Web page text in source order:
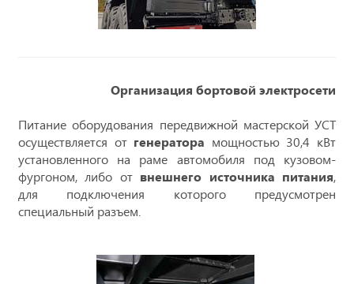
Организация бортовой электросети
Питание оборудования передвижной мастерской УСТ
осуществляется от генератора мощностью 30,4 кВт
установленного на раме автомобиля под кузовом-
фургоном, либо от внешнего источника питания,
для подключения которого предусмотрен
специальный разъем.